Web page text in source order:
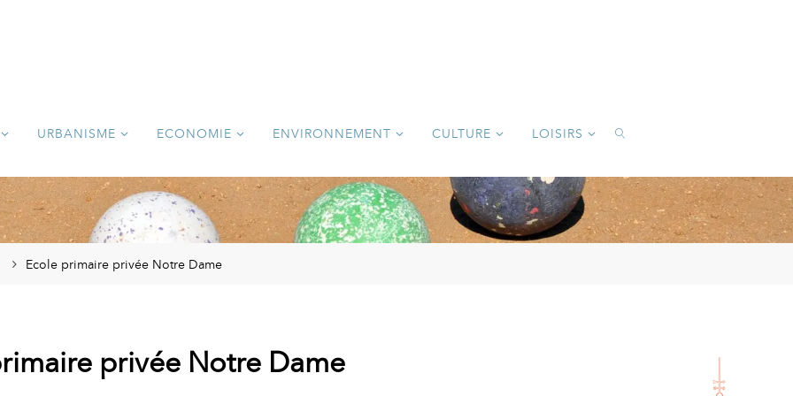
URBANISME ECONOMIE ENVIRONNEMENT CULTURE LOISIRS
SEARCH
Ecole primaire privée Notre Dame
privée Notre Dame